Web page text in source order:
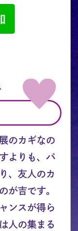
のカギなの
よりも、パ
、友人のカ
が吉です。
ンスが得ら
人の集まる